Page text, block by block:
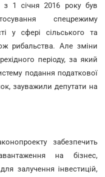
з 1 січня 2016 року був
спецрежиму
у сфері сільського та
рибальства. Але зміни
періоду, за який
подання податкової
зауважили депутати на
забезпечить
на бізнес,
залучення інвестицій,